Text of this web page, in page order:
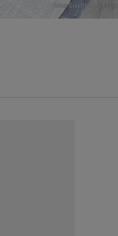
Foto: Eisenhut & Mayer